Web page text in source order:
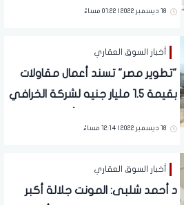
18 ديسمبر 2022 | 01:22 مساءً
أخبار السوق العقاري
"تطوير مصر" تسند أعمال مقاولات
بقيمة 1.5 مليار جنيه لشركة الخرافي
المونت الجلالة
18 ديسمبر 2022 | 12:14 مساءً
أخبار السوق العقاري
د أحمد شلبى: المونت جلالة أكبر